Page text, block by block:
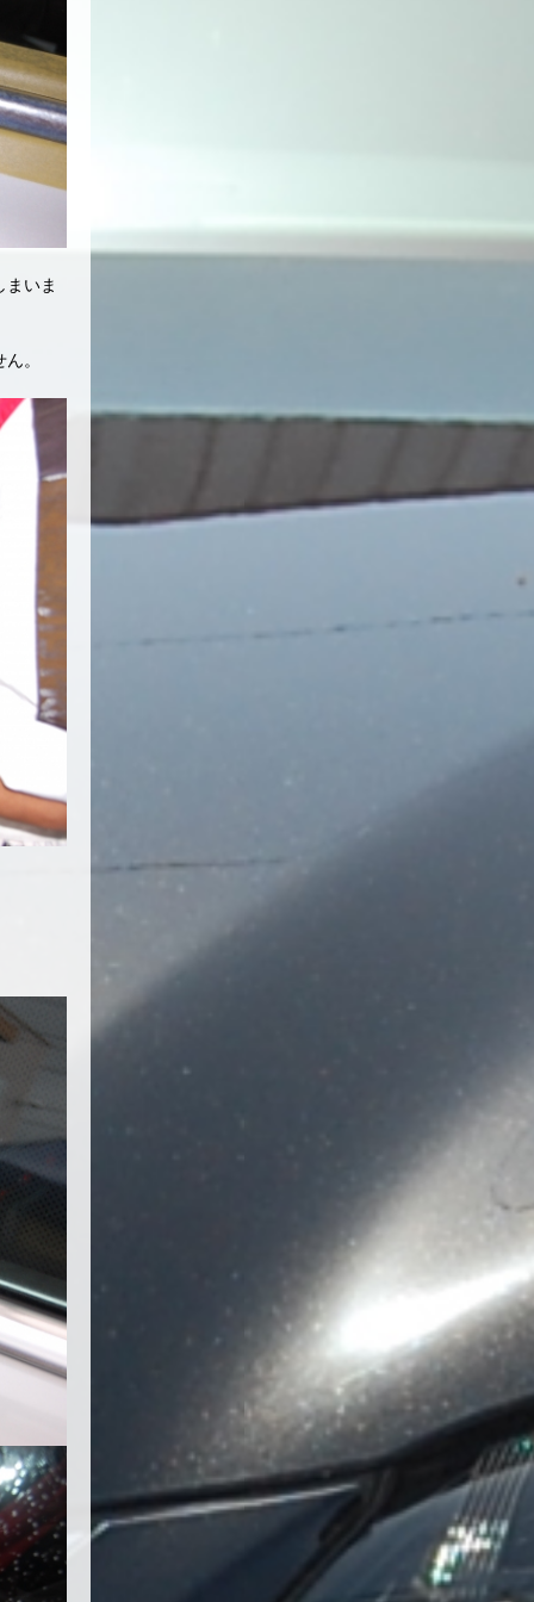
いま
。